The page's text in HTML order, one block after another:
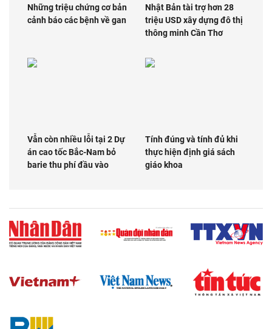
Những triệu chứng cơ bản
cảnh báo các bệnh về gan
Nhật Bản tài trợ hơn 28
triệu USD xây dựng đô thị
thông minh Cần Thơ
Vẫn còn nhiều lỗi tại 2 Dự
án cao tốc Bắc-Nam bỏ
barie thu phí đầu vào
Tính đúng và tính đủ khi
thực hiện định giá sách
giáo khoa